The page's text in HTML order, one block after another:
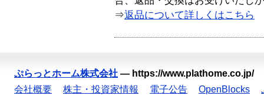
⇒返品について詳しくはこちら
ぷらっとホーム株式会社 — https://www.plathome.co.jp/
会社概要
株主・投資家情報 電子公告 OpenBlocks